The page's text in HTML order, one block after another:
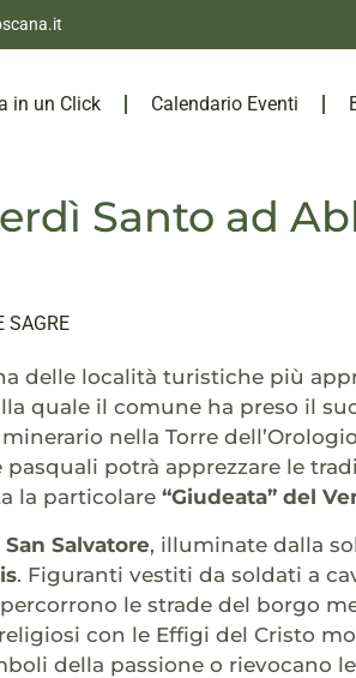
in un Click Calendario Eventi
Santo ad
SAGRE
delle località turistiche più
quale il comune ha preso il
nella Torre
potrà apprezzare le
la particolare “Giudeata” del
Salvatore, illuminate dalla
. Figuranti vestiti da soldati a
le strade del borgo
con le Effigi del Cristo
della passione o rievocano